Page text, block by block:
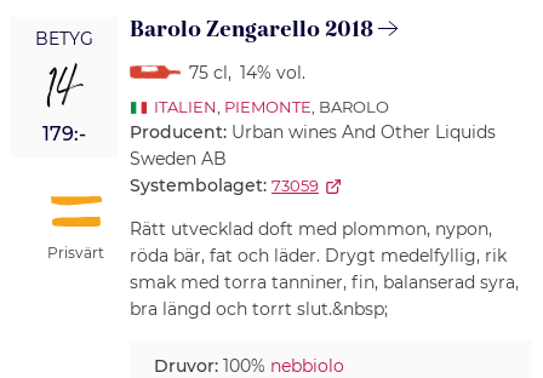
BETYG
14
179:-
Prisvärt
Barolo Zengarello 2018
75 cl, 14% vol.
ITALIEN PIEMONTE , BAROLO
Producent: Urban wines And Other Liquids
Sweden AB
Systembolaget: 73059
Rätt utvecklad doft med plommon, nypon,
röda bär, fat och läder. Drygt medelfyllig, rik
smak med torra tanniner, fin, balanserad syra,
bra längd och torrt slut.&nbsp;
Druvor:100% nebbiolo